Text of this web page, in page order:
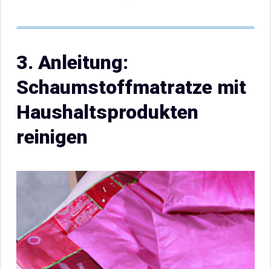
3. Anleitung:
Schaumstoffmatratze mit
Haushaltsprodukten
reinigen